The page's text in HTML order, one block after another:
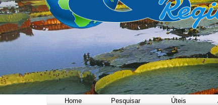
Home Pesquisar Úteis